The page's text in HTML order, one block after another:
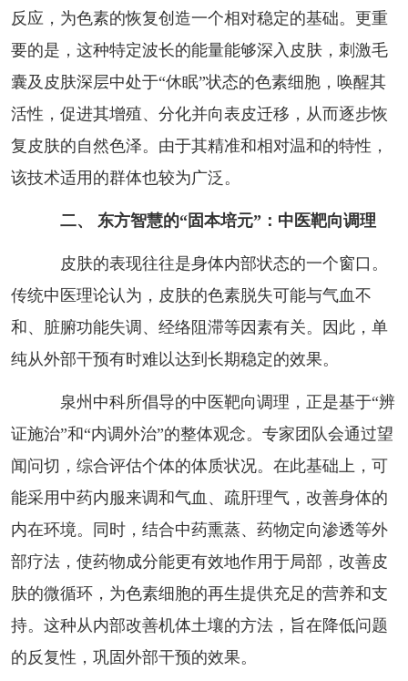
反应，为色素的恢复创造一个相对稳定的基础。更重
要的是，这种特定波长的能量能够深入皮肤，刺激毛
囊及皮肤深层中处于“休眠”状态的色素细胞，唤醒其
活性，促进其增殖、分化并向表皮迁移，从而逐步恢
复皮肤的自然色泽。由于其精准和相对温和的特性，
该技术适用的群体也较为广泛。
二、 东方智慧的“固本培元”：中医靶向调理
皮肤的表现往往是身体内部状态的一个窗口。
传统中医理论认为，皮肤的色素脱失可能与气血不
和、脏腑功能失调、经络阻滞等因素有关。因此，单
纯从外部干预有时难以达到长期稳定的效果。
泉州中科所倡导的中医靶向调理，正是基于“辨
证施治”和“内调外治”的整体观念。专家团队会通过望
闻问切，综合评估个体的体质状况。在此基础上，可
能采用中药内服来调和气血、疏肝理气，改善身体的
内在环境。同时，结合中药熏蒸、药物定向渗透等外
部疗法，使药物成分能更有效地作用于局部，改善皮
肤的微循环，为色素细胞的再生提供充足的营养和支
持。这种从内部改善机体土壤的方法，旨在降低问题
的反复性，巩固外部干预的效果。